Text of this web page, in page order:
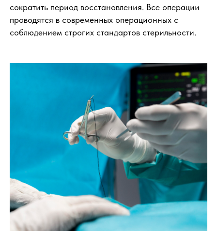
сократить период восстановления. Все операции
проводятся в современных операционных с
соблюдением строгих стандартов стерильности.